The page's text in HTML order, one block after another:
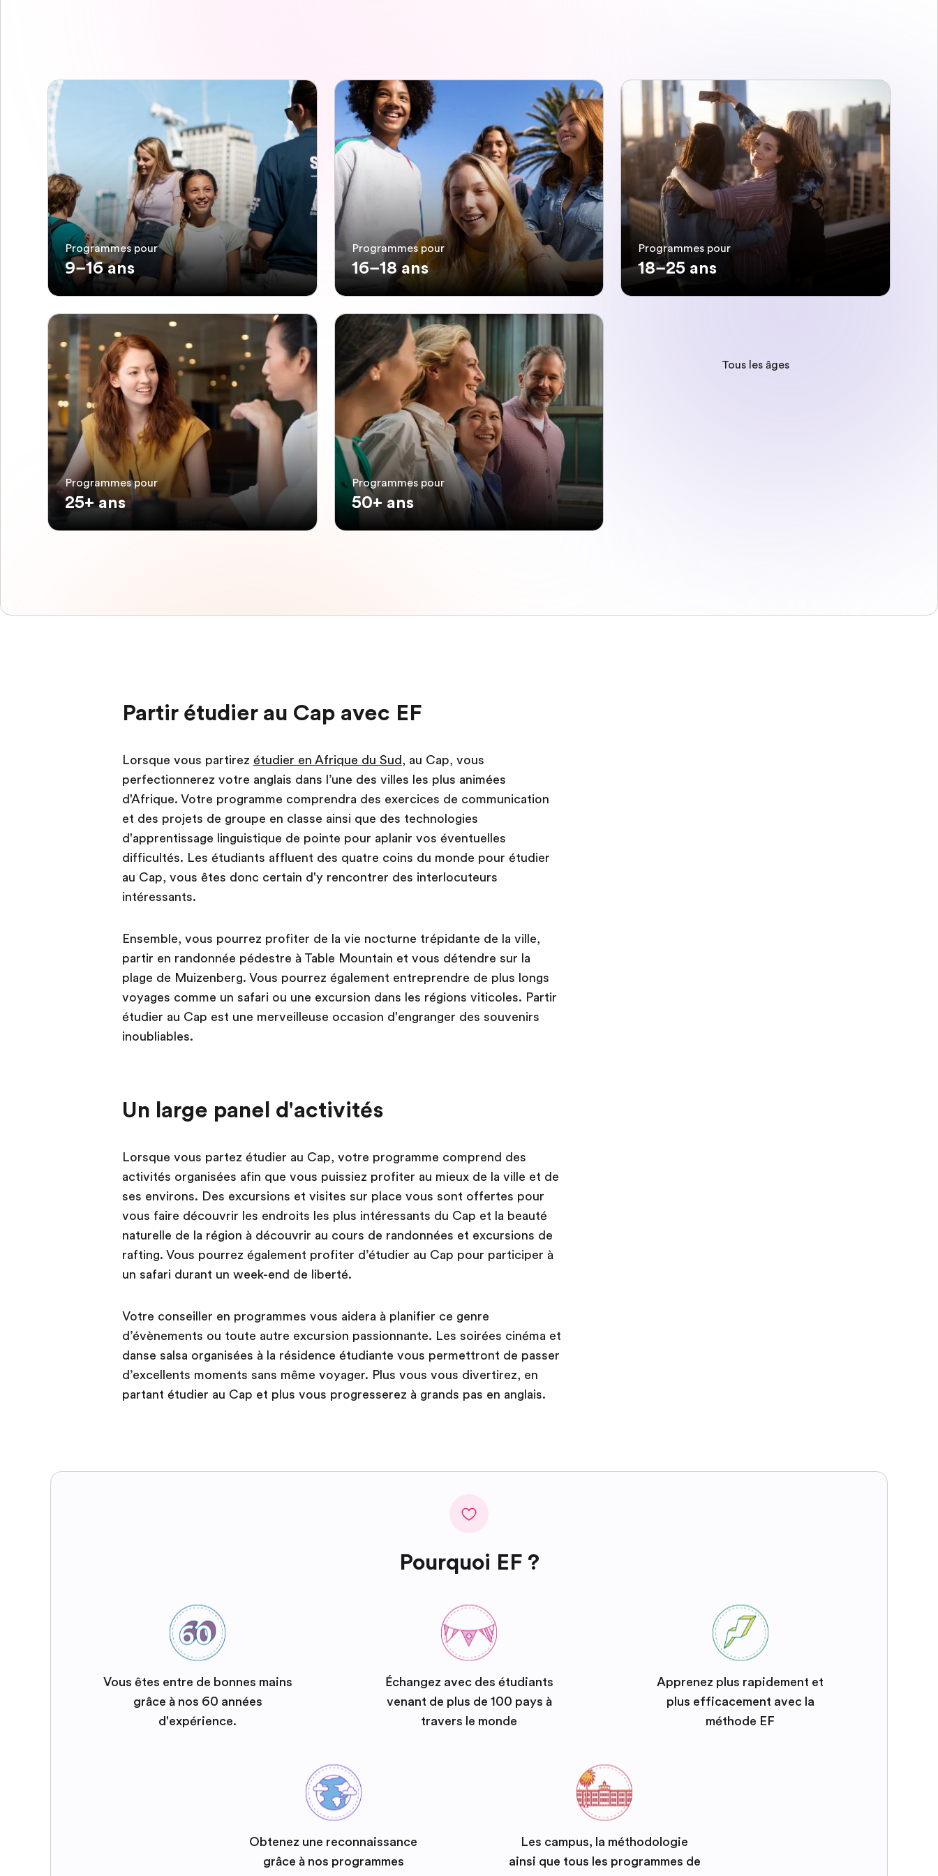
Programmes pour
9–16 ans
Programmes pour
16–18 ans
Programmes pour
18–25 ans
Programmes pour
25+ ans
Programmes pour
50+ ans
Tous les âges
Partir étudier au Cap avec EF
Lorsque vous partirez étudier en Afrique du Sud, au Cap, vous
perfectionnerez votre anglais dans l’une des villes les plus animées
d'Afrique. Votre programme comprendra des exercices de communication
et des projets de groupe en classe ainsi que des technologies
d'apprentissage linguistique de pointe pour aplanir vos éventuelles
difficultés. Les étudiants affluent des quatre coins du monde pour étudier
au Cap, vous êtes donc certain d'y rencontrer des interlocuteurs
intéressants.
Ensemble, vous pourrez profiter de la vie nocturne trépidante de la ville,
partir en randonnée pédestre à Table Mountain et vous détendre sur la
plage de Muizenberg. Vous pourrez également entreprendre de plus longs
voyages comme un safari ou une excursion dans les régions viticoles. Partir
étudier au Cap est une merveilleuse occasion d'engranger des souvenirs
inoubliables.
Un large panel d'activités
Lorsque vous partez étudier au Cap, votre programme comprend des
activités organisées afin que vous puissiez profiter au mieux de la ville et de
ses environs. Des excursions et visites sur place vous sont offertes pour
vous faire découvrir les endroits les plus intéressants du Cap et la beauté
naturelle de la région à découvrir au cours de randonnées et excursions de
rafting. Vous pourrez également profiter d’étudier au Cap pour participer à
un safari durant un week-end de liberté.
Votre conseiller en programmes vous aidera à planifier ce genre
d’évènements ou toute autre excursion passionnante. Les soirées cinéma et
danse salsa organisées à la résidence étudiante vous permettront de passer
d’excellents moments sans même voyager. Plus vous vous divertirez, en
partant étudier au Cap et plus vous progresserez à grands pas en anglais.
Pourquoi EF ?
Vous êtes entre de bonnes mains
grâce à nos 60 années
d'expérience.
Échangez avec des étudiants
venant de plus de 100 pays à
travers le monde
Apprenez plus rapidement et
plus efficacement avec la
méthode EF
Obtenez une reconnaissance
grâce à nos programmes
Les campus, la méthodologie
ainsi que tous les programmes de